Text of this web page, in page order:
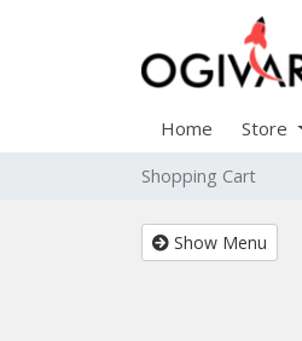
Home Store
Shopping Cart
Show Menu